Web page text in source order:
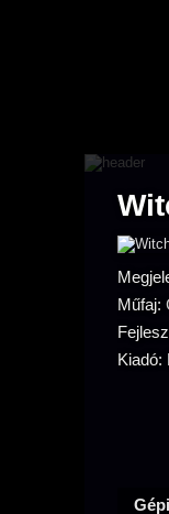
Műfaj:
Kiadó: